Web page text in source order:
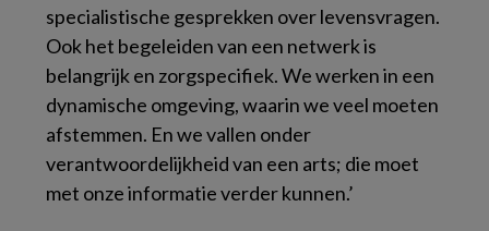
specialistische gesprekken over levensvragen.
Ook het begeleiden van een netwerk is
belangrijk en zorgspecifiek. We werken in een
dynamische omgeving, waarin we veel moeten
afstemmen. En we vallen onder
verantwoordelijkheid van een arts; die moet
met onze informatie verder kunnen.’